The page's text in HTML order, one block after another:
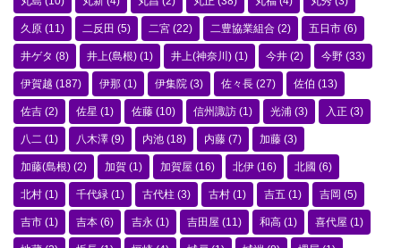
久原 (11) 二反田 (5) 二宮 (22) 二豊協業組合 (2) 五日市 (6)
井ゲタ (8) 井上(島根) (1) 井上(神奈川) (1) 今井 (2) 今野 (33)
伊賀越 (187) 伊那 (1) 伊集院 (3) 佐々長 (27) 佐伯 (13)
佐吉 (2) 佐星 (1) 佐藤 (10) 信州諏訪 (1) 光浦 (3) 入正 (3)
八二 (1) 八木澤 (9) 内池 (18) 内藤 (7) 加藤 (3)
加藤(島根) (2) 加賀 (1) 加賀屋 (16) 北伊 (16) 北國 (6)
北村 (1) 千代緑 (1) 古代柱 (3) 古村 (1) 吉五 (1) 吉岡 (5)
吉市 (1) 吉本 (6) 吉永 (1) 吉田屋 (11) 和高 (1) 喜代屋 (1)